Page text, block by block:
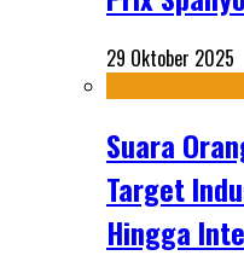
29 Oktober 2025
Suara
Target
Hingga